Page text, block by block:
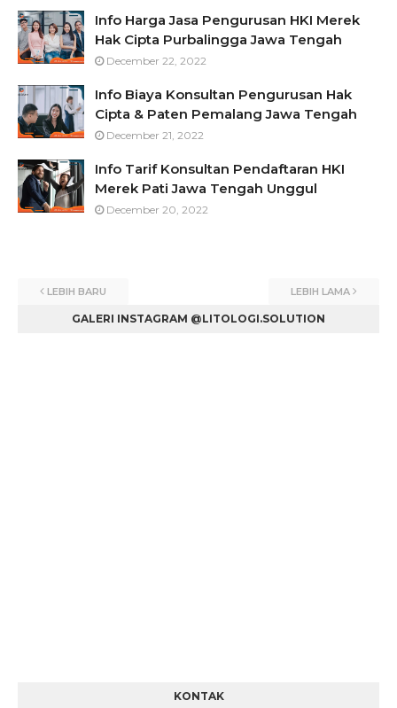
Info Harga Jasa Pengurusan HKI Merek
Hak Cipta Purbalingga Jawa Tengah
December 22, 2022
Info Biaya Konsultan Pengurusan Hak
Cipta & Paten Pemalang Jawa Tengah
December 21, 2022
Info Tarif Konsultan Pendaftaran HKI
Merek Pati Jawa Tengah Unggul
December 20, 2022
LEBIH BARU LEBIH LAMA
GALERI INSTAGRAM @LITOLOGI.SOLUTION
KONTAK